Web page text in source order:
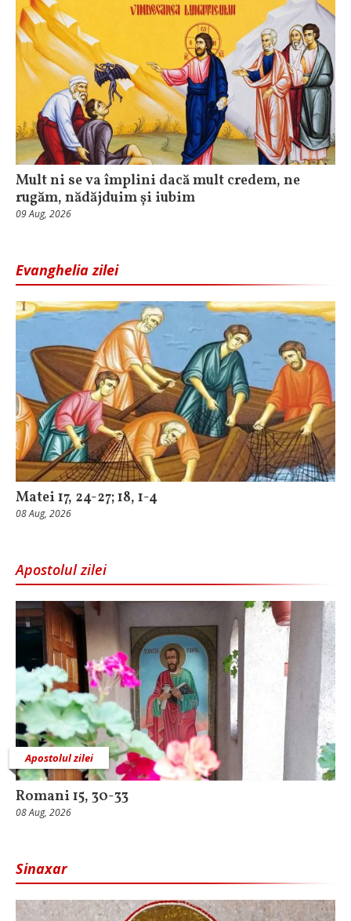
Mult ni se va împlini dacă mult credem, ne
rugăm, nădăjduim și iubim
09 Aug, 2026
Evanghelia zilei
Matei 17, 24-27; 18, 1-4
08 Aug, 2026
Apostolul zilei
Apostolul zilei
Romani 15, 30-33
08 Aug, 2026
Sinaxar